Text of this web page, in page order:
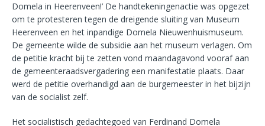
Domela in Heerenveen!’ De handtekeningenactie was opgezet
om te protesteren tegen de dreigende sluiting van Museum
Heerenveen en het inpandige Domela Nieuwenhuismuseum.
De gemeente wilde de subsidie aan het museum verlagen. Om
de petitie kracht bij te zetten vond maandagavond vooraf aan
de gemeenteraadsvergadering een manifestatie plaats. Daar
werd de petitie overhandigd aan de burgemeester in het bijzijn
van de socialist zelf.
Het socialistisch gedachtegoed van Ferdinand Domela